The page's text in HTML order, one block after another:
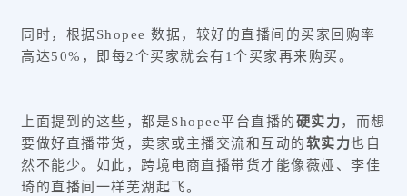
同时，根据Shopee 数据，较好的直播间的买家回购率
高达50%，即每2个买家就会有1个买家再来购买。
上面提到的这些，都是Shopee平台直播的硬实力，而想
要做好直播带货，卖家或主播交流和互动的软实力也自
然不能少。如此，跨境电商直播带货才能像薇娅、李佳
琦的直播间一样芜湖起飞。